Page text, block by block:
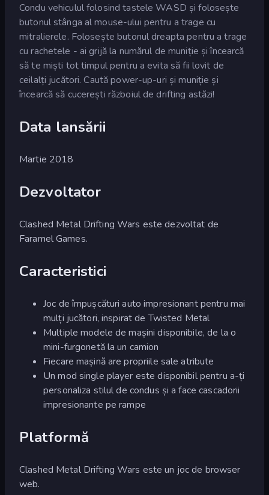
Condu vehiculul folosind tastele WASD și folosește
butonul stânga al mouse-ului pentru a trage cu
mitralierele. Folosește butonul dreapta pentru a trage
cu rachetele - ai grijă la numărul de muniție și încearcă
să te miști tot timpul pentru a evita să fii lovit de
ceilalți jucători. Caută power-up-uri și muniție și
încearcă să cucerești războiul de drifting astăzi!
Data lansării
Martie 2018
Dezvoltator
Clashed Metal Drifting Wars este dezvoltat de
Faramel Games.
Caracteristici
Joc de împușcături auto impresionant pentru mai
mulți jucători, inspirat de Twisted Metal
Multiple modele de mașini disponibile, de la o
mini-furgonetă la un camion
Fiecare mașină are propriile sale atribute
Un mod single player este disponibil pentru a-ți
personaliza stilul de condus și a face cascadorii
impresionante pe rampe
Platformă
Clashed Metal Drifting Wars este un joc de browser
web.